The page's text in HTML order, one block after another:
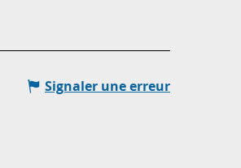
Signaler une erreur